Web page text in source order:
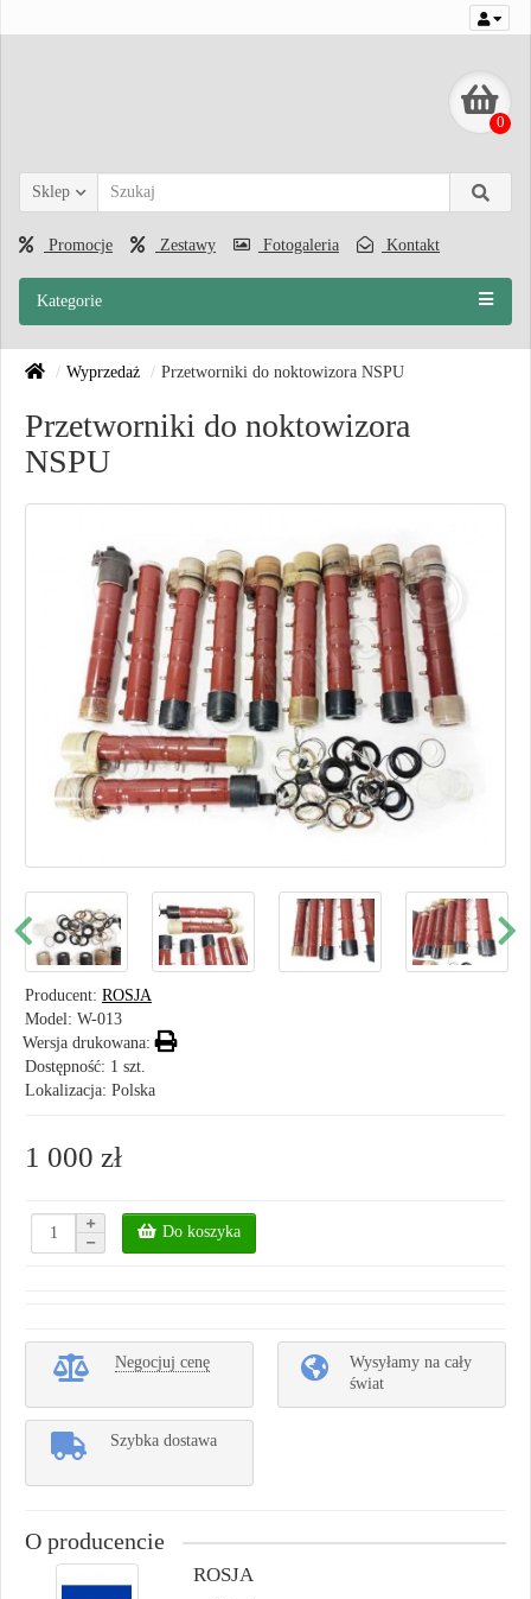
0
Sklep
Promocje Zestawy Fotogaleria Kontakt
Kategorie
Wyprzedaż Przetworniki do noktowizora NSPU
Przetworniki do noktowizora
NSPU
Producent: ROSJA
Model: W-013
Wersja drukowana:
Dostępność: 1 szt.
Lokalizacja: Polska
1 000 zł
Do koszyka
Negocjuj cenę
Wysyłamy na cały
świat
Szybka dostawa
O producencie
ROSJA